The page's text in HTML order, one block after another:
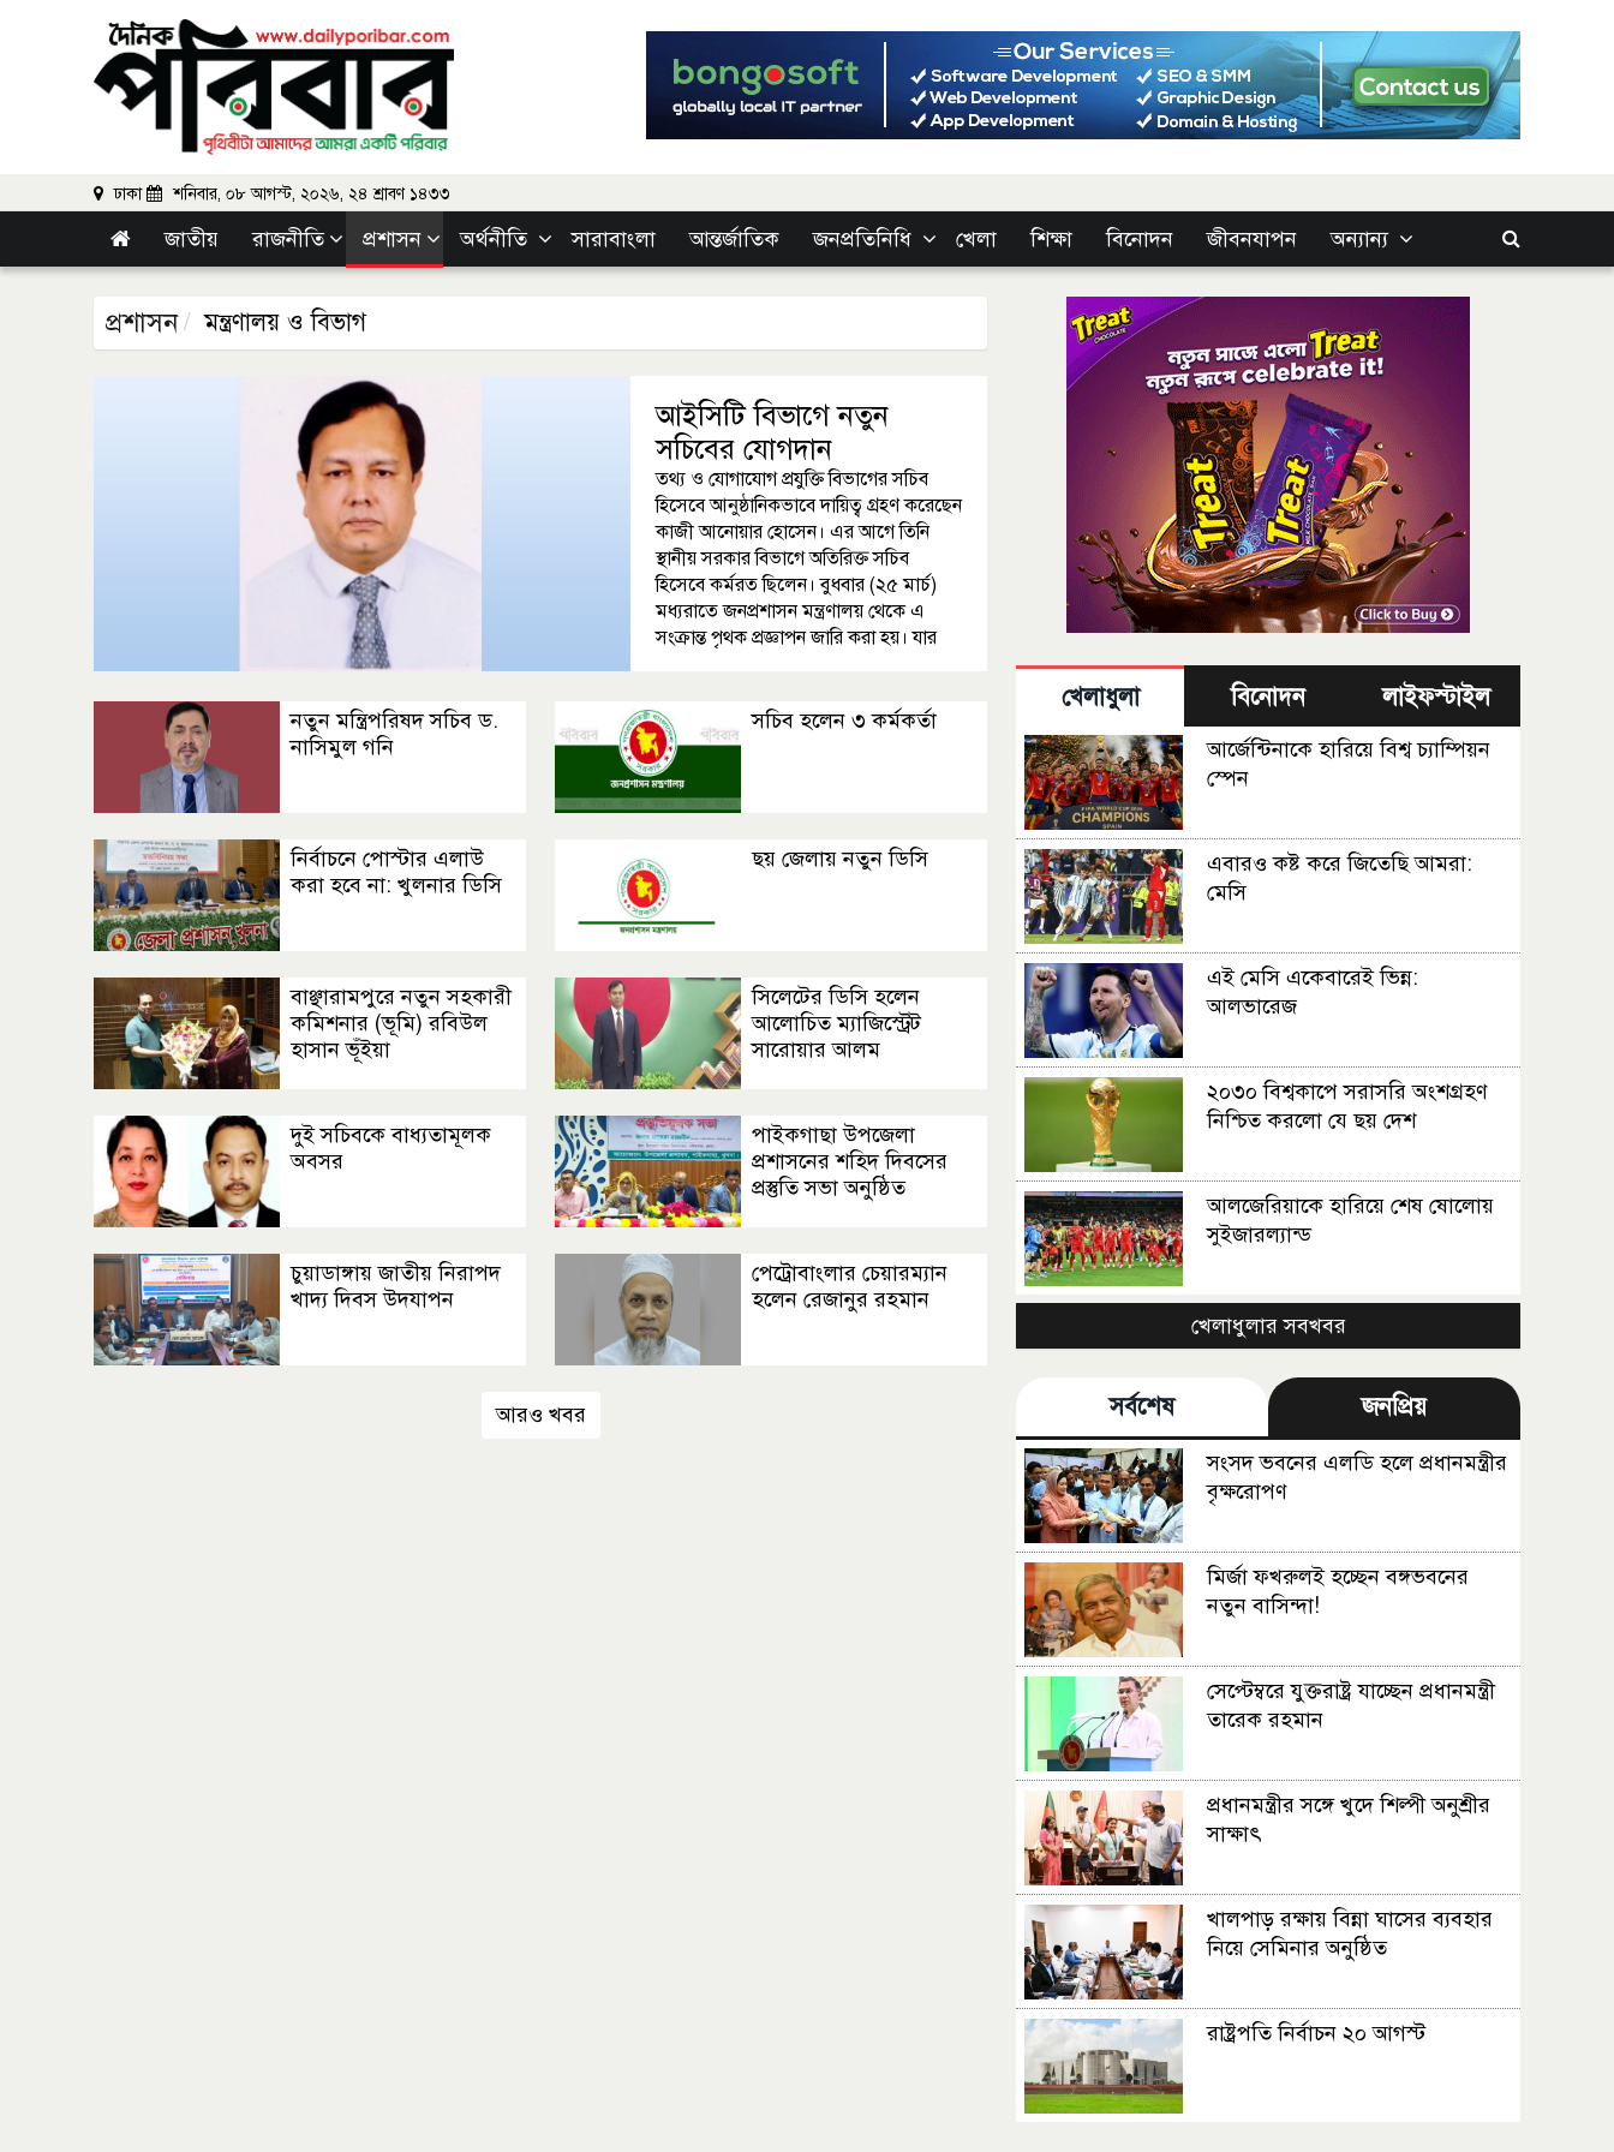
ঢাকা শনিবার, ০৮ আগস্ট, ২০২৬, ২৪ শ্রাবণ ১৪৩৩
জাতীয় রাজনীতি প্রশাসন অর্থনীতি সারাবাংলা আন্তর্জাতিক জনপ্রতিনিধি খেলা শিক্ষা বিনোদন জীবনযাপন অন্যান্য
প্রশাসন মন্ত্রণালয় ও বিভাগ
আইসিটি বিভাগে নতুন
সচিবের যোগদান
তথ্য ও যোগাযোগ প্রযুক্তি বিভাগের সচিব
হিসেবে আনুষ্ঠানিকভাবে দায়িত্ব গ্রহণ করেছেন
কাজী আনোয়ার হোসেন। এর আগে তিনি
স্থানীয় সরকার বিভাগে অতিরিক্ত সচিব
হিসেবে কর্মরত ছিলেন। বুধবার (২৫ মার্চ)
মধ্যরাতে জনপ্রশাসন মন্ত্রণালয় থেকে এ
সংক্রান্ত পৃথক প্রজ্ঞাপন জারি করা হয়। যার
নতুন মন্ত্রিপরিষদ সচিব ড.
নাসিমুল গনি
সচিব হলেন ৩ কর্মকর্তা
নির্বাচনে পোস্টার এলাউ
করা হবে না: খুলনার ডিসি
ছয় জেলায় নতুন ডিসি
বাঞ্ছারামপুরে নতুন সহকারী
কমিশনার (ভূমি) রবিউল
হাসান ভূঁইয়া
সিলেটের ডিসি হলেন
আলোচিত ম্যাজিস্ট্রেট
সারোয়ার আলম
দুই সচিবকে বাধ্যতামূলক
অবসর
পাইকগাছা উপজেলা
প্রশাসনের শহিদ দিবসের
প্রস্তুতি সভা অনুষ্ঠিত
চুয়াডাঙ্গায় জাতীয় নিরাপদ
খাদ্য দিবস উদযাপন
পেট্রোবাংলার চেয়ারম্যান
হলেন রেজানুর রহমান
আরও খবর
খেলাধুলা বিনোদন লাইফস্টাইল
আর্জেন্টিনাকে হারিয়ে বিশ্ব চ্যাম্পিয়ন
স্পেন
এবারও কষ্ট করে জিতেছি আমরা:
মেসি
এই মেসি একেবারেই ভিন্ন:
আলভারেজ
২০৩০ বিশ্বকাপে সরাসরি অংশগ্রহণ
নিশ্চিত করলো যে ছয় দেশ
আলজেরিয়াকে হারিয়ে শেষ ষোলোয়
সুইজারল্যান্ড
বিশ্বকাপ শেষ ব্রাজিলিয়ান মিডফিল্ডার
পাকেতার!
নকআউট পর্বে যে ৩২ দল
চলছে মেসি-এমবাপ্পে যুদ্ধ
মরক্কোর বিপক্ষে ‘জিততেই হবে’ মিশন
ব্রাজিলের
বড় জয়ে বিশ্বকাপের প্রস্তুতি সারল
আর্জেন্টিনা
খেলাধুলার সবখবর
সর্বশেষ জনপ্রিয়
সংসদ ভবনের এলডি হলে প্রধানমন্ত্রীর
বৃক্ষরোপণ
মির্জা ফখরুলই হচ্ছেন বঙ্গভবনের
নতুন বাসিন্দা!
সেপ্টেম্বরে যুক্তরাষ্ট্র যাচ্ছেন প্রধানমন্ত্রী
তারেক রহমান
প্রধানমন্ত্রীর সঙ্গে খুদে শিল্পী অনুশ্রীর
সাক্ষাৎ
খালপাড় রক্ষায় বিন্না ঘাসের ব্যবহার
নিয়ে সেমিনার অনুষ্ঠিত
রাষ্ট্রপতি নির্বাচন ২০ আগস্ট